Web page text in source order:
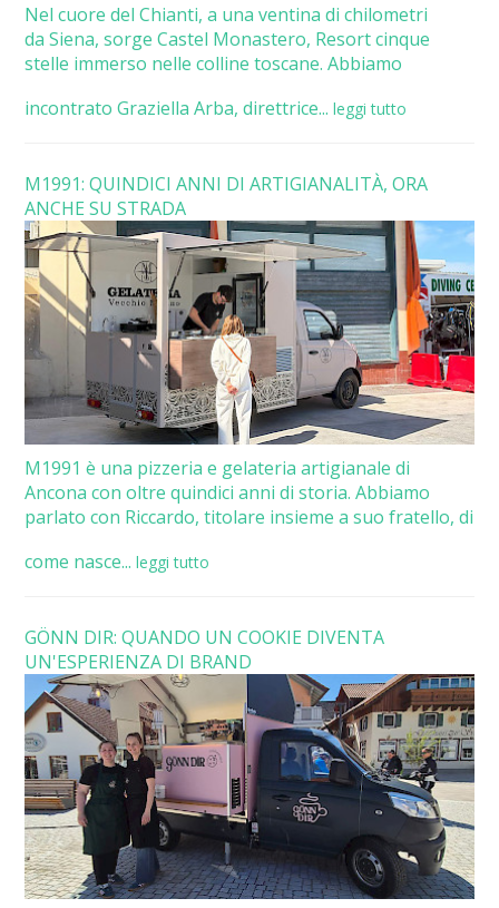
Nel cuore del Chianti, a una ventina di chilometri
da Siena, sorge Castel Monastero, Resort cinque
stelle immerso nelle colline toscane. Abbiamo
incontrato Graziella Arba, direttrice... leggi tutto
M1991: QUINDICI ANNI DI ARTIGIANALITÀ, ORA
ANCHE SU STRADA
M1991 è una pizzeria e gelateria artigianale di
Ancona con oltre quindici anni di storia. Abbiamo
parlato con Riccardo, titolare insieme a suo fratello, di
come nasce... leggi tutto
GÖNN DIR: QUANDO UN COOKIE DIVENTA
UN'ESPERIENZA DI BRAND